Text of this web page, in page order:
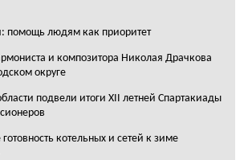
помощь людям как приоритет
и композитора Николая Драчкова
округе
подвели итоги XII летней Спартакиады
котельных и сетей к зиме